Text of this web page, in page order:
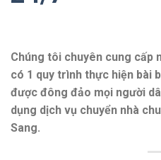
Chúng tôi chuyên cung cấp
có 1 quy trình thực hiện bài
được đông đảo mọi người
dụng dịch vụ chuyển nhà
Sang.